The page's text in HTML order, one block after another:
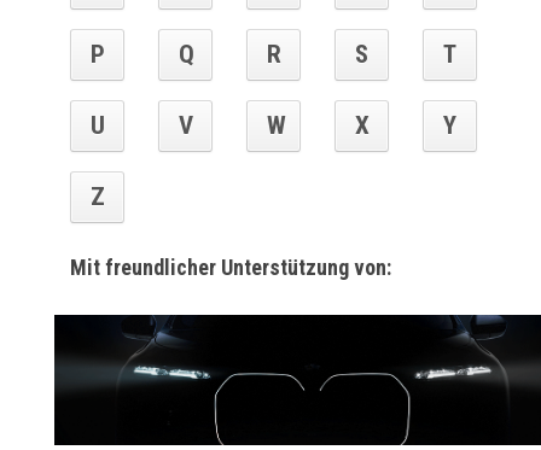
P Q R S T
U V W X Y
Z
Mit freundlicher Unterstützung von: